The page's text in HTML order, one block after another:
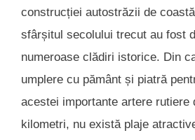
construcției autostrăzii de
sfârșitul secolului trecut au fost
numeroase clădiri istorice. Din
umplere cu pământ și piatră
acestei importante artere rutiere
kilometri, nu există plaje